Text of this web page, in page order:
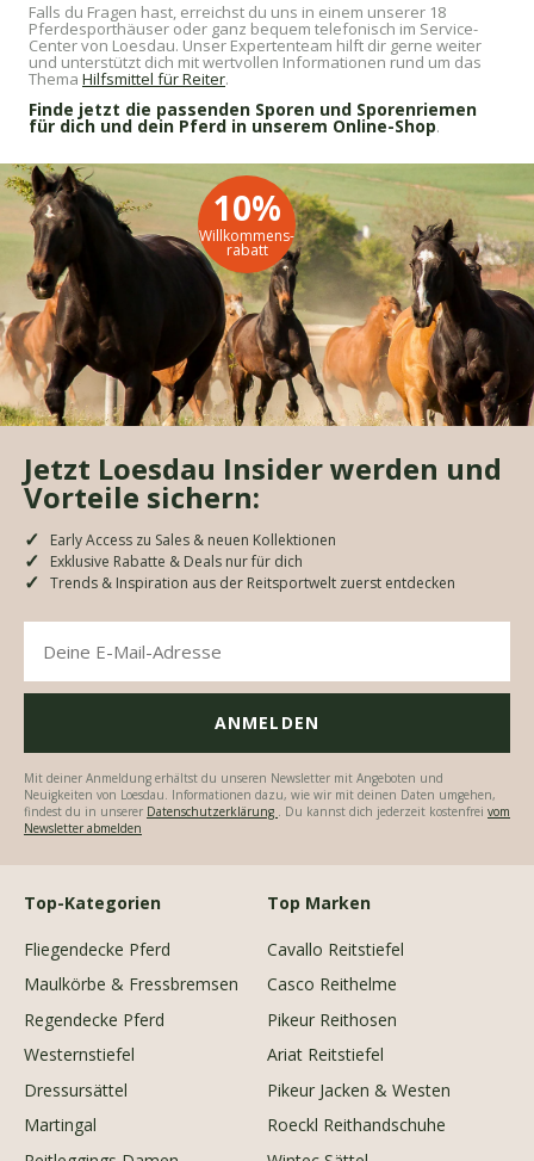
Falls du Fragen hast, erreichst du uns in einem unserer 18
Pferdesporthäuser oder ganz bequem telefonisch im Service-
Center von Loesdau. Unser Expertenteam hilft dir gerne weiter
und unterstützt dich mit wertvollen Informationen rund um das
Thema Hilfsmittel für Reiter.
Finde jetzt die passenden Sporen und Sporenriemen
für dich und dein Pferd in unserem Online-Shop.
10%
Willkommens-
rabatt
Jetzt Loesdau Insider werden und
Vorteile sichern:
Early Access zu Sales & neuen Kollektionen
Exklusive Rabatte & Deals nur für dich
Trends & Inspiration aus der Reitsportwelt zuerst entdecken
Mit deiner Anmeldung erhältst du unseren Newsletter mit Angeboten und
Neuigkeiten von Loesdau. Informationen dazu, wie wir mit deinen Daten umgehen,
findest du in unserer Datenschutzerklärung . Du kannst dich jederzeit kostenfrei vom
Newsletter abmelden
Top-Kategorien
Fliegendecke Pferd
Maulkörbe & Fressbremsen
Regendecke Pferd
Westernstiefel
Dressursättel
Martingal
Top Marken
Cavallo Reitstiefel
Casco Reithelme
Pikeur Reithosen
Ariat Reitstiefel
Pikeur Jacken & Westen
Roeckl Reithandschuhe